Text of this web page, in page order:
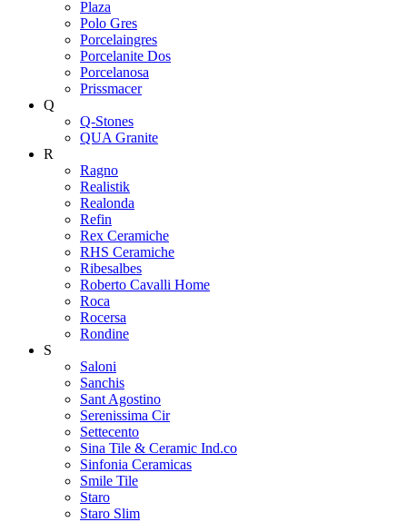
Plaza
Polo Gres
Porcelaingres
Porcelanite Dos
Porcelanosa
Prissmacer
Q
Q-Stones
QUA Granite
R
Ragno
Realistik
Realonda
Refin
Rex Ceramiche
RHS Ceramiche
Ribesalbes
Roberto Cavalli Home
Roca
Rocersa
Rondine
S
Saloni
Sanchis
Sant Agostino
Serenissima Cir
Settecento
Sina Tile & Ceramic Ind.co
Sinfonia Ceramicas
Smile Tile
Staro
Staro Slim